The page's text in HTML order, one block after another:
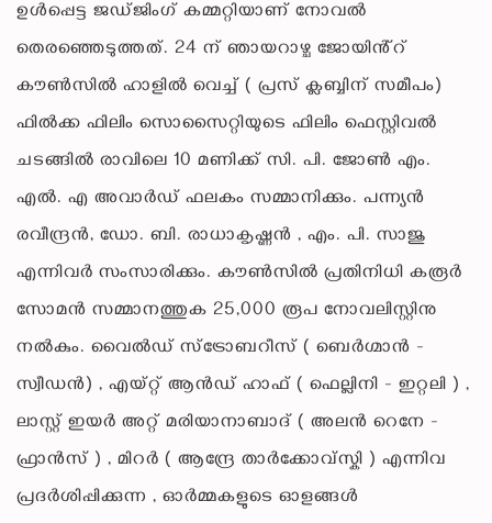
ഉൾപ്പെട്ട ജഡ്ജിംഗ് കമ്മറ്റിയാണ് നോവൽ
തെരഞ്ഞെടുത്തത്. 24 ന് ഞായറാഴ്ച ജോയിൻ്റ്
കൗൺസിൽ ഹാളിൽ വെച്ച് ( പ്രസ് ക്ലബ്ബിന് സമീപം)
ഫിൽക്ക ഫിലിം സൊസൈറ്റിയുടെ ഫിലിം ഫെസ്റ്റിവൽ
ചടങ്ങിൽ രാവിലെ 10 മണിക്ക് സി. പി. ജോൺ എം.
എൽ. എ അവാർഡ് ഫലകം സമ്മാനിക്കും. പന്ന്യൻ
രവീന്ദ്രൻ, ഡോ. ബി. രാധാകൃഷ്ണൻ , എം. പി. സാജു
എന്നിവർ സംസാരിക്കും. കൗൺസിൽ പ്രതിനിധി കരൂർ
സോമൻ സമ്മാനത്തുക 25,000 രൂപ നോവലിസ്റ്റിനു
നൽകും. വൈൽഡ് സ്ട്രോബറീസ് ( ബെർഗ്മാൻ -
സ്വീഡൻ) , എയ്റ്റ് ആൻഡ് ഹാഫ് ( ഫെല്ലിനി - ഇറ്റലി ) ,
ലാസ്റ്റ് ഇയർ അറ്റ് മരിയാനാബാദ് ( അലൻ റെനേ -
ഫ്രാൻസ് ) , മിറർ ( ആന്ദ്രേ താർക്കോവ്സ്കി ) എന്നിവ
പ്രദർശിപ്പിക്കുന്ന , ഓർമ്മകളുടെ ഓളങ്ങൾ